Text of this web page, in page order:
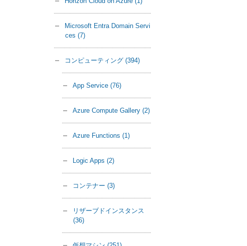
Microsoft Entra Domain Servi
ces (7)
コンピューティング (394)
App Service (76)
Azure Compute Gallery (2)
Azure Functions (1)
Logic Apps (2)
コンテナー (3)
リザーブドインスタンス
(36)